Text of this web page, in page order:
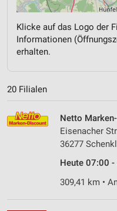
Klicke auf das Logo der
Informationen
erhalten.
20 Filialen
Netto
Eisenacher
36277
Heute 07:00 -
309,41 km •